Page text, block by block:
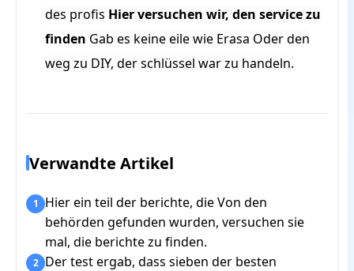
des profis Hier versuchen wir, den service zu
finden Gab es keine eile wie Erasa Oder den
weg zu DIY, der schlüssel war zu handeln.
Verwandte Artikel
1
Hier ein teil der berichte, die Von den
behörden gefunden wurden, versuchen sie
mal, die berichte zu finden.
2 Der test ergab, dass sieben der besten